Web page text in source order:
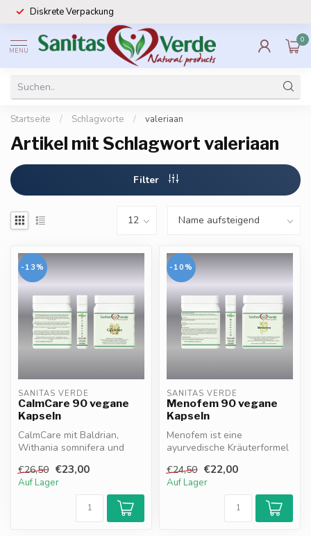
Diskrete Verpackung
MENU
0
Startseite / Schlagworte / valeriaan
Artikel mit Schlagwort valeriaan
Filter
-13%
SANITAS VERDE
CalmCare 90 vegane
Kapseln
CalmCare mit Baldrian,
Withania somnifera und
Entspannung, St...
€26,50 €23,00
Auf Lager
-10%
SANITAS VERDE
Menofem 90 vegane
Kapseln
Menofem ist eine
ayurvedische Kräuterformel
hormoneller Verän...
€24,50 €22,00
Auf Lager